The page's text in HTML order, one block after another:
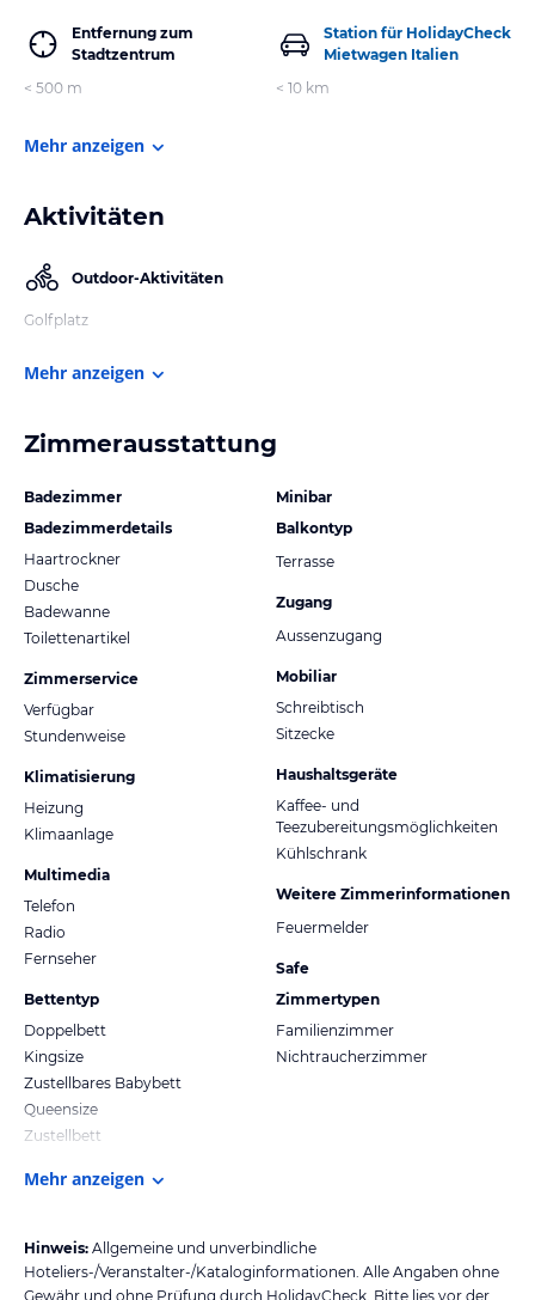
Entfernung zum
Stadtzentrum
< 500 m
Station für HolidayCheck
Mietwagen Italien
< 10 km
Mehr anzeigen
Aktivitäten
Outdoor-Aktivitäten
Golfplatz
Mehr anzeigen
Zimmerausstattung
Badezimmer
Badezimmerdetails
Haartrockner
Dusche
Badewanne
Toilettenartikel
Zimmerservice
Verfügbar
Stundenweise
Klimatisierung
Heizung
Klimaanlage
Multimedia
Telefon
Radio
Fernseher
Bettentyp
Doppelbett
Kingsize
Zustellbares Babybett
Queensize
Zustellbett
Minibar
Balkontyp
Terrasse
Zugang
Aussenzugang
Mobiliar
Schreibtisch
Sitzecke
Haushaltsgeräte
Kaffee- und
Teezubereitungsmöglichkeiten
Kühlschrank
Weitere Zimmerinformationen
Feuermelder
Safe
Zimmertypen
Familienzimmer
Nichtraucherzimmer
Mehr anzeigen
Hinweis: Allgemeine und unverbindliche
Hoteliers-/Veranstalter-/Kataloginformationen. Alle Angaben ohne
Gewähr und ohne Prüfung durch HolidayCheck. Bitte lies vor der